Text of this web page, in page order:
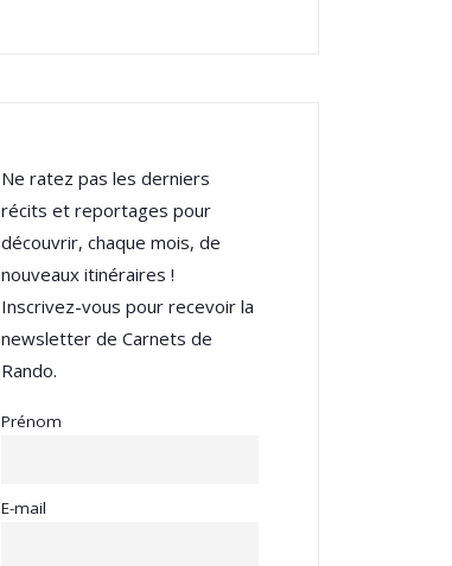
Ne ratez pas les derniers
récits et reportages pour
découvrir, chaque mois, de
nouveaux itinéraires !
Inscrivez-vous pour recevoir la
newsletter de Carnets de
Rando.
Prénom
E-mail